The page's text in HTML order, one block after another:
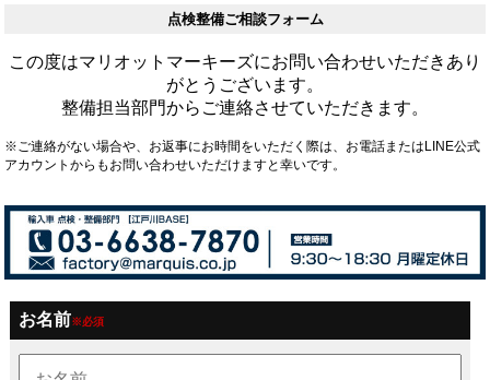
点検整備ご相談フォーム
この度はマリオットマーキーズにお問い合わせいただきあり
がとうございます。
整備担当部門からご連絡させていただきます。
※ご連絡がない場合や、お返事にお時間をいただく際は、お電話またはLINE公式
アカウントからもお問い合わせいただけますと幸いです。
お名前※必須